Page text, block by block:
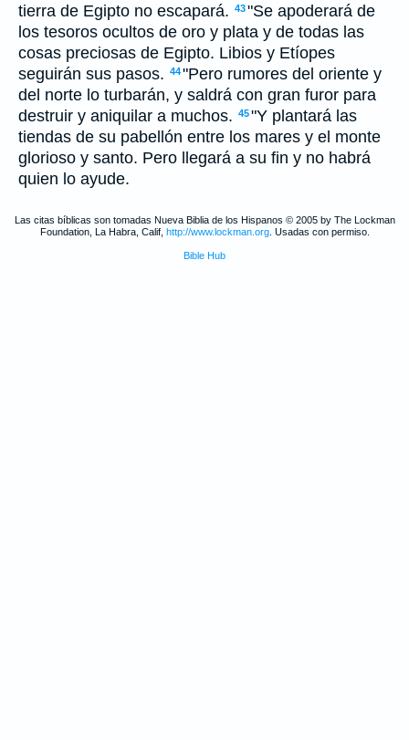
tierra de Egipto no escapará. 43"Se apoderará de
los tesoros ocultos de oro y plata y de todas las
cosas preciosas de Egipto. Libios y Etíopes
seguirán sus pasos. 44"Pero rumores del oriente y
del norte lo turbarán, y saldrá con gran furor para
destruir y aniquilar a muchos. 45"Y plantará las
tiendas de su pabellón entre los mares y el monte
glorioso y santo. Pero llegará a su fin y no habrá
quien lo ayude.
Las citas bíblicas son tomadas Nueva Biblia de los Hispanos © 2005 by The Lockman
Foundation, La Habra, Calif, http://www.lockman.org. Usadas con permiso.
Bible Hub